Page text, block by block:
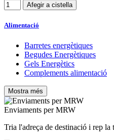
Afegir a cistella
Alimentació
Barretes energètiques
Begudes Energètiques
Gels Energètics
Complements alimentació
Eliminar
Preu
Fabricants
Mostra més
Enviaments per MRW
Tria l'adreça de destinació i rep